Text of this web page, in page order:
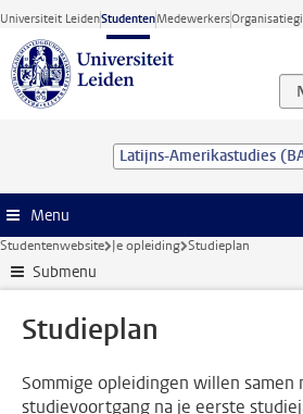
Ga direct naar de inhoud
Universiteit LeidenStudentenMedewerkers
Latijns-Amerikastudies
Menu
Studentenwebsite Je opleiding Studieplan
Submenu
Studieplan
Sommige opleidingen willen samen
studievoortgang na je eerste